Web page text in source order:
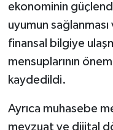
ekonominin
uyumun
finansal bilgiye
mensuplarının
kaydedildi.
Ayrıca muhasebe
mevzuat ve dijital